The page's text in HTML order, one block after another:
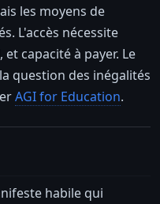
les moyens de
L'accès nécessite
capacité à payer. Le
question des inégalités
AGI for Education.
habile qui